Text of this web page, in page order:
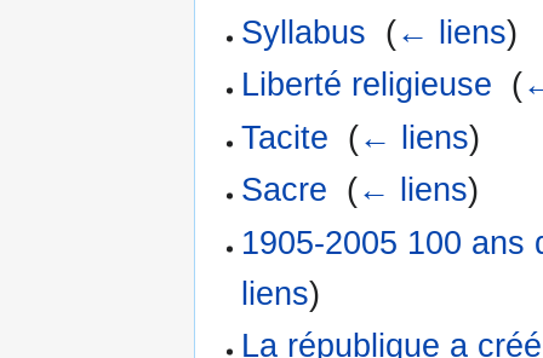
Syllabus (← liens)
Liberté religieuse (
Tacite (← liens)
Sacre (← liens)
1905-2005 100 ans
liens)
La république a